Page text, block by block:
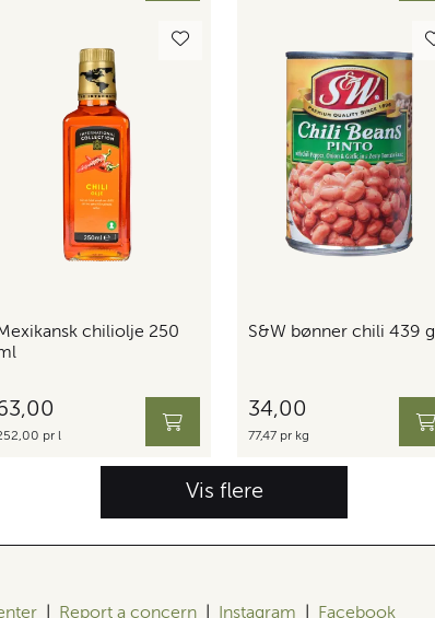
chiliolje 250
pr l
S&W bønner chili 439 g
34,00
77,47 pr kg
Vis flere
Report a concern Instagram Facebook